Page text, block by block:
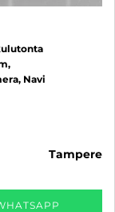
Navi
tampere